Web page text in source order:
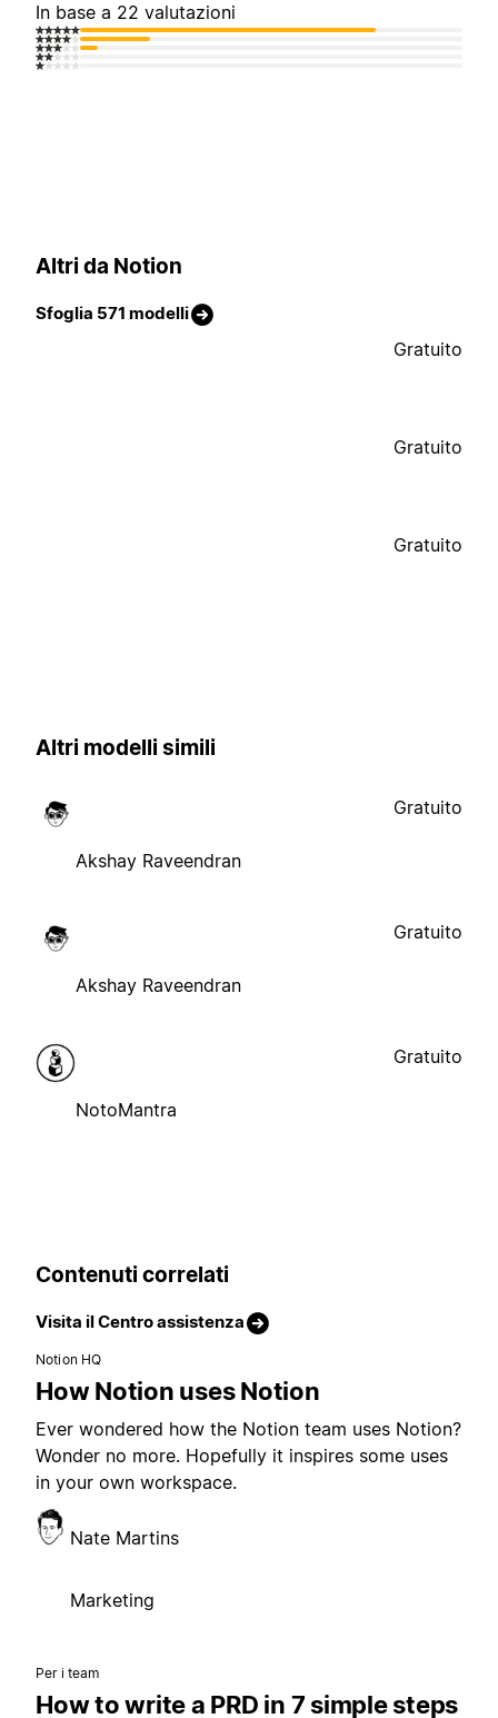
In base a 22 valutazioni
Altri da Notion
Sfoglia 571 modelli
Gratuito
Gratuito
Gratuito
Altri modelli simili
Akshay Raveendran
Gratuito
Akshay Raveendran
Gratuito
NotoMantra
Gratuito
Contenuti correlati
Visita il Centro assistenza
Notion HQ
How Notion uses Notion
Ever wondered how the Notion team uses Notion?
Wonder no more. Hopefully it inspires some uses
in your own workspace.
Nate Martins
Marketing
Per i team
How to write a PRD in 7 simple steps